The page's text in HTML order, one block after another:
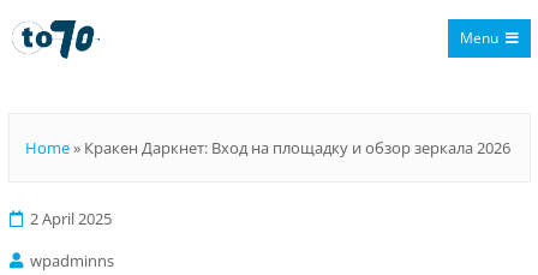
Menu
Home» Кракен Даркнет: Вход на площадку и обзор зеркала 2026
2 April 2025
wpadminns